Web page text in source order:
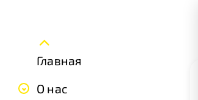
Главная
О нас